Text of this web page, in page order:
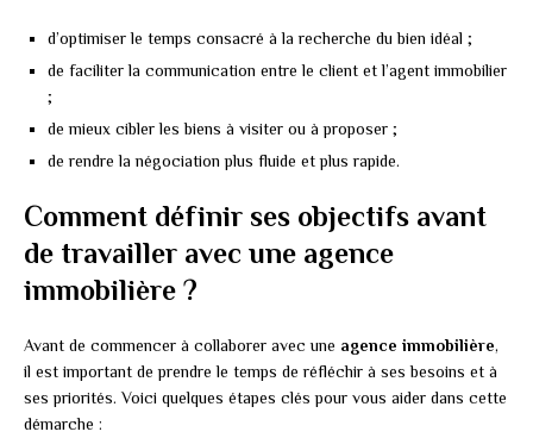
d’optimiser le temps consacré à la recherche du bien idéal ;
de faciliter la communication entre le client et l’agent immobilier
;
de mieux cibler les biens à visiter ou à proposer ;
de rendre la négociation plus fluide et plus rapide.
Comment définir ses objectifs avant
de travailler avec une agence
immobilière ?
Avant de commencer à collaborer avec une agence immobilière,
il est important de prendre le temps de réfléchir à ses besoins et à
ses priorités. Voici quelques étapes clés pour vous aider dans cette
démarche :